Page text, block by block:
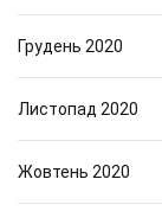
Грудень 2020
Листопад 2020
Жовтень 2020